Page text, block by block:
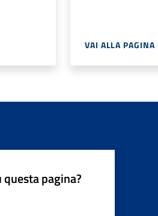
VAI ALLA PAGINA
pagina?